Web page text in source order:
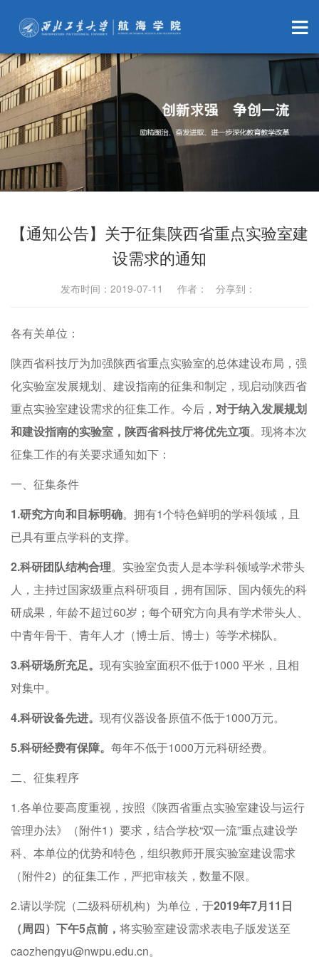
【通知公告】关于征集陕西省重点实验室建
设需求的通知
发布时间：2019-07-11 作者： 分享到：
各有关单位：
陕西省科技厅为加强陕西省重点实验室的总体建设布局，强
化实验室发展规划、建设指南的征集和制定，现启动陕西省
重点实验室建设需求的征集工作。今后， 对于纳入发展规划
和建设指南的实验室，陕西省科技厅将优先立项。现将本次
征集工作的有关要求通知如下：
一、征集条件
1.研究方向和目标明确。拥有1个特色鲜明的学科领域，且
已具有重点学科的支撑。
2.科研团队结构合理。实验室负责人是本学科领域学术带头
人，主持过国家级重点科研项目，拥有国际、国内领先的科
研成果，年龄不超过60岁；每个研究方向具有学术带头人、
中青年骨干、青年人才（博士后、博士）等学术梯队。
3.科研场所充足。 现有实验室面积不低于1000 平米，且相
对集中。
4.科研设备先进。 现有仪器设备原值不低于1000万元。
5.科研经费有保障。 每年不低于1000万元科研经费。
二、征集程序
1.各单位要高度重视，按照《陕西省重点实验室建设与运行
管理办法》（附件1）要求，结合学校“双一流”重点建设学
科、本单位的优势和特色，组织教师开展实验室建设需求
（附件2）的征集工作，严把审核关，数量不限。
2.请以学院（二级科研机构）为单位，于2019年7月11日
（周四）下午5点前， 将实验室建设需求表电子版发送至
caozhengyu@nwpu.edu.cn。